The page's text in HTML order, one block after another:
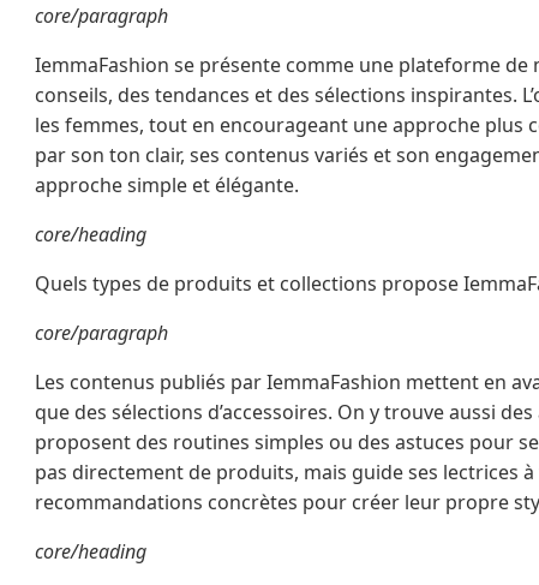
core/paragraph
IemmaFashion se présente comme une plateforme
conseils, des tendances et des sélections inspirantes.
les femmes, tout en encourageant une approche plus
par son ton clair, ses contenus variés et son
approche simple et élégante.
core/heading
Quels types de produits et collections propose
core/paragraph
Les contenus publiés par IemmaFashion mettent en
que des sélections d’accessoires. On y trouve aussi
proposent des routines simples ou des astuces pour
pas directement de produits, mais guide ses lectrices
recommandations concrètes pour créer leur propre
core/heading